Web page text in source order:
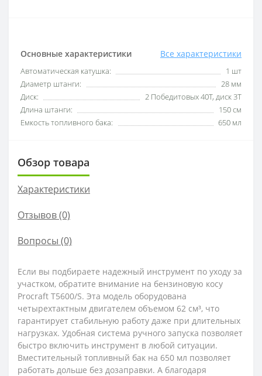
Основные характеристики Все характеристики
Автоматическая катушка:
1 шт
Диаметр штанги:
28 мм
Диск:
2 Победитовых 40Т, диск 3Т
Длина штанги:
150 см
Емкость топливного бака:
650 мл
Обзор товара
Характеристики
Отзывов (0)
Вопросы (0)
Если вы подбираете надежный инструмент по уходу за
участком, обратите внимание на бензиновую косу
Procraft T5600/S. Эта модель оборудована
четырехтактным двигателем объемом 62 см³, что
гарантирует стабильную работу даже при длительных
нагрузках. Удобная система ручного запуска позволяет
быстро включить инструмент в любой ситуации.
Вместительный топливный бак на 650 мл позволяет
работать дольше без дозаправки. А благодаря